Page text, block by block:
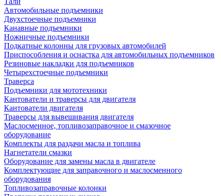
Автомобильные подъемники
Двухстоечные подъемники
Канавные подъемники
Ножничные подъемники
Подкатные колонны для грузовых автомобилей
Приспособления и оснастка для автомобильных подъемников
Резиновые накладки для подъемников
Четырехстоечные подъемники
Траверса
Подъемники для мототехники
Кантователи и траверсы для двигателя
Кантователи двигателя
Траверсы для вывешивания двигателя
Маслосменное, топливозаправочное и смазочное
оборудование
Комплекты для раздачи масла и топлива
Нагнетатели смазки
Оборудование для замены масла в двигателе
Комплектующие для заправочного и маслосменного
оборудования
Топливозаправочные колонки